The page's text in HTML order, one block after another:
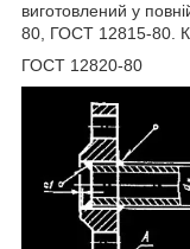
виготовлений у
80, ГОСТ 12815-80.
ГОСТ 12820-80